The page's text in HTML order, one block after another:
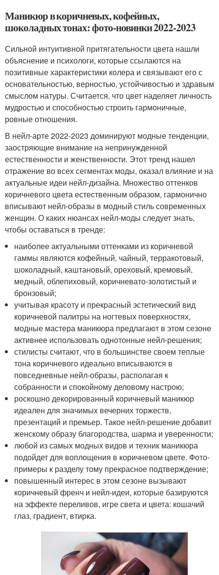
Маникюр в коричневых, кофейных,
шоколадных тонах: фото-новинки 2022-2023
Сильной интуитивной притягательности цвета нашли
объяснение и психологи, которые ссылаются на
позитивные характеристики колера и связывают его с
основательностью, верностью, устойчивостью и здравым
смыслом натуры. Считается, что цвет наделяет личность
мудростью и способностью строить гармоничные,
ровные отношения.
В нейл-арте 2022-2023 доминируют модные тенденции,
заостряющие внимание на непринужденной
естественности и женственности. Этот тренд нашел
отражение во всех сегментах моды, оказал влияние и на
актуальные идеи нейл-дизайна. Множество оттенков
коричневого цвета естественным образом, гармонично
вписывают нейл-образы в модный стиль современных
женщин. О каких нюансах нейл-моды следует знать,
чтобы оставаться в тренде:
наиболее актуальными оттенками из коричневой
гаммы являются кофейный, чайный, терракотовый,
шоколадный, каштановый, ореховый, кремовый,
медный, облепиховый, коричневато-золотистый и
бронзовый;
учитывая красоту и прекрасный эстетический вид
коричневой палитры на ногтевых поверхностях,
модные мастера маникюра предлагают в этом сезоне
активнее использовать однотонные нейл-решения;
стилисты считают, что в большинстве своем теплые
тона коричневого идеально вписываются в
повседневные нейл-образы, располагая к
собранности и спокойному деловому настрою;
роскошно декорированный коричневый маникюр
идеален для значимых вечерних торжеств,
презентаций и премьер. Такое нейл-решение добавит
женскому образу благородства, шарма и уверенности;
любой из самых модных видов и техник маникюра
подойдет для воплощения в коричневом цвете. Фото-
примеры к разделу тому прекрасное подтверждение;
повышенный интерес в этом сезоне вызывают
коричневый френч и нейл-идеи, которые базируются
на эффекте переливов, игре света и цвета: кошачий
глаз, градиент, втирка.